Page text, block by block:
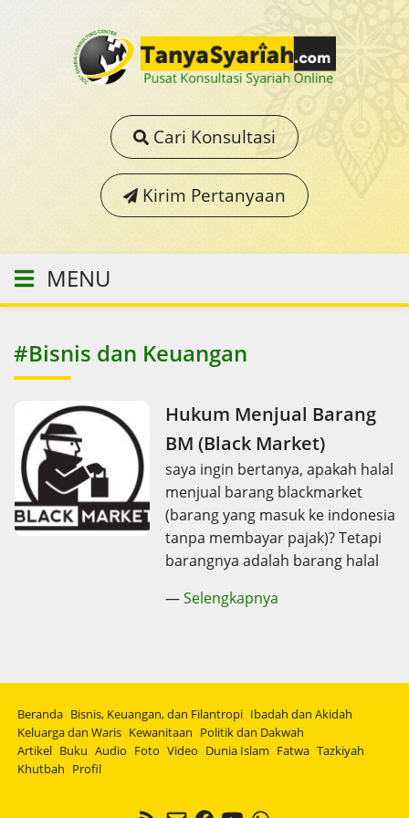
Cari Konsultasi
Kirim Pertanyaan
MENU
#Bisnis dan Keuangan
Hukum Menjual Barang
BM (Black Market)
saya ingin bertanya, apakah halal
menjual barang blackmarket
(barang yang masuk ke indonesia
tanpa membayar pajak)? Tetapi
barangnya adalah barang halal
—Selengkapnya
Beranda Bisnis, Keuangan, dan Filantropi Ibadah dan Akidah
Keluarga dan Waris Kewanitaan Politik dan Dakwah
Artikel Buku Audio Foto Video Dunia Islam Fatwa Tazkiyah
Khutbah Profil